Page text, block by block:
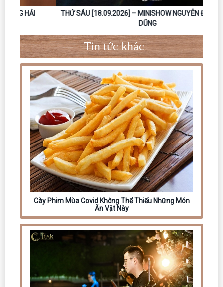
THỨ SÁU [18.09.2026] – MINISHOW NGUYỄN ĐÌNH TUẤN
Tin tức khác
Cày Phim Mùa Covid Không Thể Thiếu Những Món
Ăn Vặt Này